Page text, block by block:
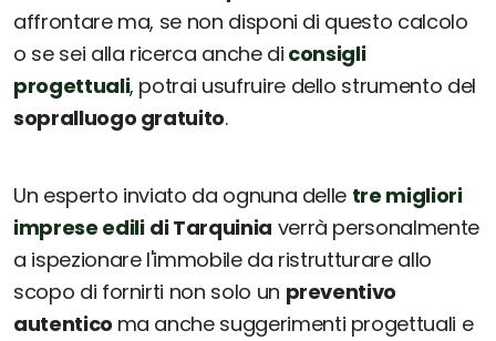
affrontare ma, se non disponi di questo calcolo
o se sei alla ricerca anche di consigli
progettuali, potrai usufruire dello strumento del
sopralluogo gratuito.
Un esperto inviato da ognuna delle tre migliori
imprese edili di Tarquinia verrà personalmente
a ispezionare l'immobile da ristrutturare allo
scopo di fornirti non solo un preventivo
autentico ma anche suggerimenti progettuali e